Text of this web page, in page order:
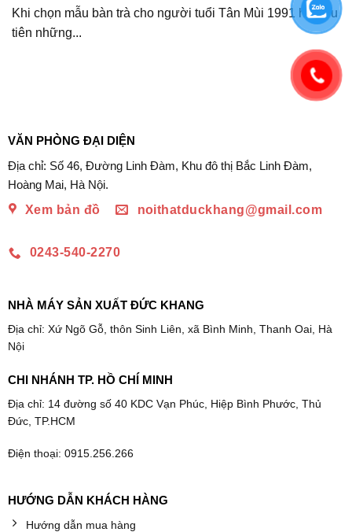
Khi chọn mẫu bàn trà cho người tuổi Tân Mùi 1991 hãy ưu
tiên những...
VĂN PHÒNG ĐẠI DIỆN
Địa chỉ: Số 46, Đường Linh Đàm, Khu đô thị Bắc Linh Đàm,
Hoàng Mai, Hà Nội.
Xem bản đồ
noithatduckhang@gmail.com
0243-540-2270
NHÀ MÁY SẢN XUẤT ĐỨC KHANG
Địa chỉ: Xứ Ngõ Gỗ, thôn Sinh Liên, xã Bình Minh, Thanh Oai, Hà
Nội
CHI NHÁNH TP. HỒ CHÍ MINH
Địa chỉ: 14 đường số 40 KDC Vạn Phúc, Hiệp Bình Phước, Thủ
Đức, TP.HCM
Điện thoại: 0915.256.266
HƯỚNG DẪN KHÁCH HÀNG
Hướng dẫn mua hàng